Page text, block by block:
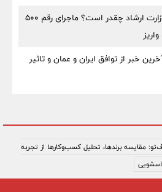
هدیه روز خبرنگار ۱۴۰۵ وزارت ارشاد چقدر است؟ ماجرای رقم ۵۰۰
خبر از توافق ایران و عمان و تاثیر
مقایسه برندها، تحلیل کسب‌وکارها از تجربه